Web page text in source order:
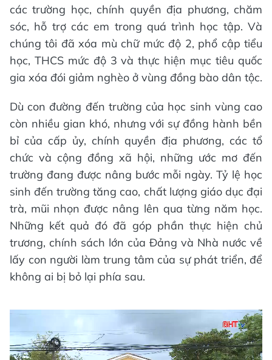
các trường học, chính quyền địa phương, chăm
sóc, hỗ trợ các em trong quá trình học tập. Và
chúng tôi đã xóa mù chữ mức độ 2, phổ cập tiểu
học, THCS mức độ 3 và thực hiện mục tiêu quốc
gia xóa đói giảm nghèo ở vùng đồng bào dân tộc.
Dù con đường đến trường của học sinh vùng cao
còn nhiều gian khó, nhưng với sự đồng hành bền
bỉ của cấp ủy, chính quyền địa phương, các tổ
chức và cộng đồng xã hội, những ước mơ đến
trường đang được nâng bước mỗi ngày. Tỷ lệ học
sinh đến trường tăng cao, chất lượng giáo dục đại
trà, mũi nhọn được nâng lên qua từng năm học.
Những kết quả đó đã góp phần thực hiện chủ
trương, chính sách lớn của Đảng và Nhà nước về
lấy con người làm trung tâm của sự phát triển, để
không ai bị bỏ lại phía sau.